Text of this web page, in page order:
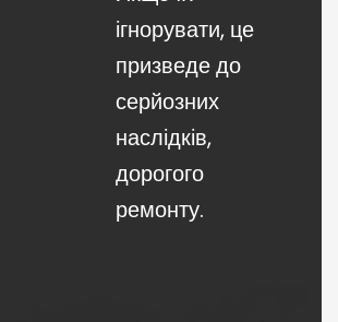
ігнорувати, це
призведе до
серйозних
наслідків,
дорогого
ремонту.